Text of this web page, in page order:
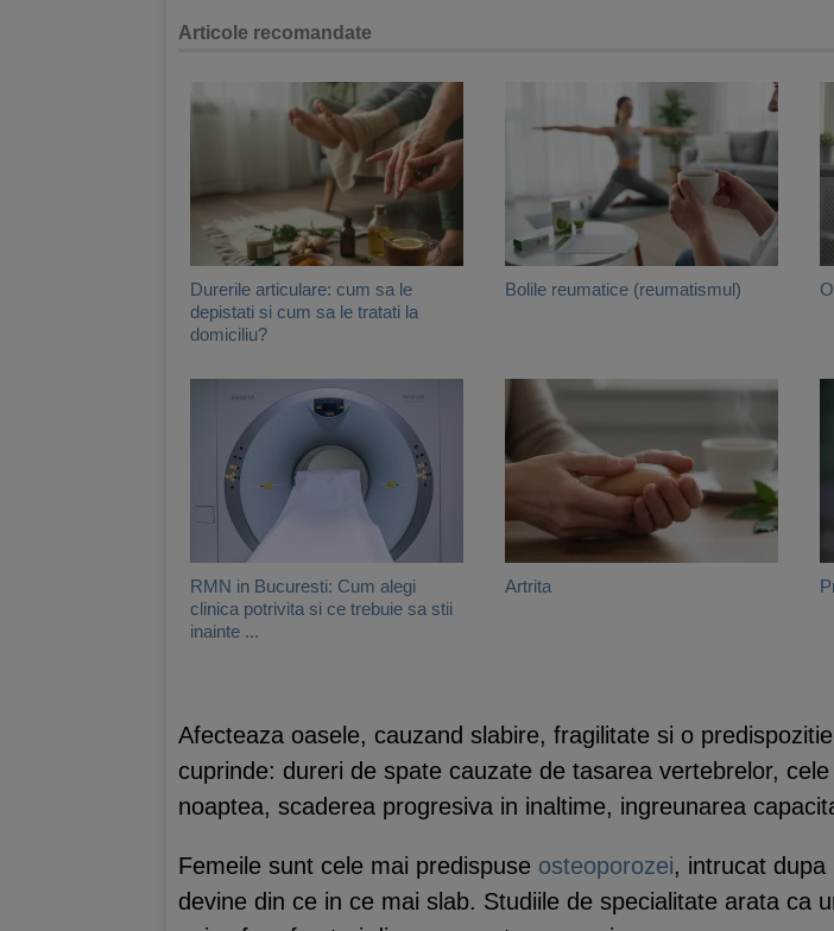
Articole recomandate
Durerile articulare: cum sa le
depistati si cum sa le tratati la
domiciliu?
Bolile reumatice (reumatismul)
RMN in Bucuresti: Cum alegi
clinica potrivita si ce trebuie sa stii
inainte ...
Artrita
Afecteaza oasele, cauzand slabire, fragilitate si o
cuprinde: dureri de spate cauzate de tasarea vertebrelor,
noaptea, scaderea progresiva in inaltime, ingreunarea
Femeile sunt cele mai predispuse osteoporozei, intrucat dupa
devine din ce in ce mai slab. Studiile de specialitate arata ca